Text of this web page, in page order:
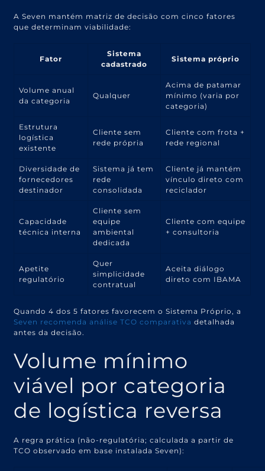
A Seven mantém matriz de decisão com cinco fatores
que determinam viabilidade:
Fator
Sistema
cadastrado
Sistema próprio
Volume anual
da categoria
Qualquer
Acima de patamar
mínimo (varia por
categoria)
Estrutura
logística
existente
Cliente sem
rede própria
Cliente com frota +
rede regional
Diversidade de
fornecedores
destinador
Sistema já tem
rede
consolidada
Cliente já mantém
vínculo direto com
reciclador
Capacidade
técnica interna
Cliente sem
equipe
ambiental
dedicada
Cliente com equipe
+ consultoria
Apetite
regulatório
Quer
simplicidade
contratual
Aceita diálogo
direto com IBAMA
Quando 4 dos 5 fatores favorecem o Sistema Próprio, a
Seven recomenda análise TCO comparativa detalhada
antes da decisão.
Volume mínimo
viável por categoria
de logística reversa
A regra prática (não-regulatória; calculada a partir de
TCO observado em base instalada Seven):